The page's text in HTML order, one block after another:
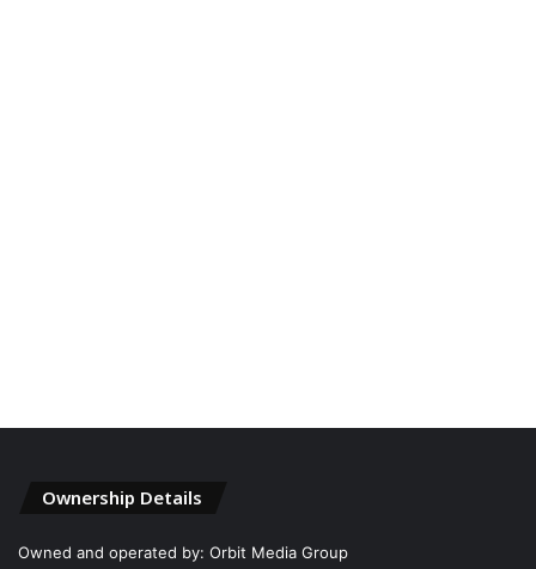
Ownership Details
Owned and operated by: Orbit Media Group